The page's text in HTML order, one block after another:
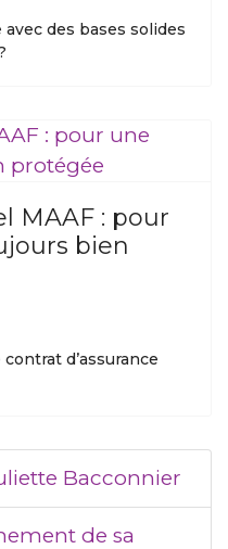
des bases solides
MAAF : pour
bien
d’assurance
Bacconnier
de sa